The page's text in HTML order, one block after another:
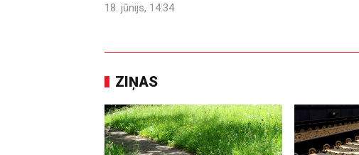
18. jūnijs, 14:34
ZIŅAS